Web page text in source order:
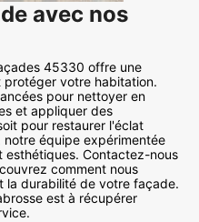
avec nos
45330 offre une
votre habitation.
pour nettoyer en
et appliquer des
pour restaurer l'éclat
équipe expérimentée
Contactez-nous
comment nous
la durabilité de votre façade.
est à récupérer